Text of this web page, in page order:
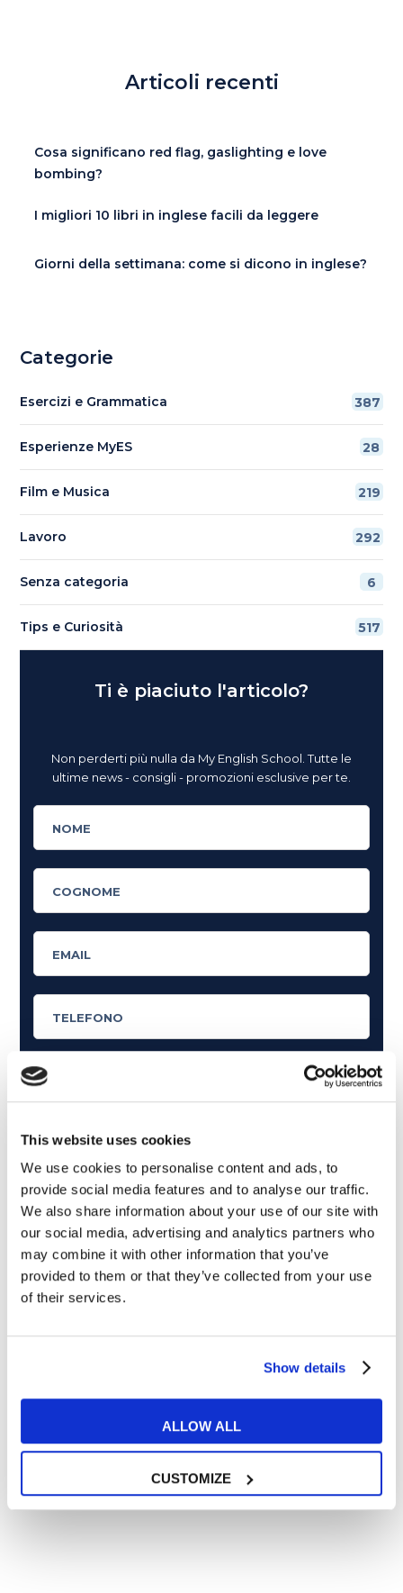
This website uses cookies
We use cookies to personalise content and ads, to
provide social media features and to analyse our traffic.
We also share information about your use of our site with
our social media, advertising and analytics partners who
may combine it with other information that you’ve
provided to them or that they’ve collected from your use
of their services.
Show details
ALLOW ALL
CUSTOMIZE
Articoli recenti
Cosa significano red flag, gaslighting e love
bombing?
I migliori 10 libri in inglese facili da leggere
Giorni della settimana: come si dicono in inglese?
Categorie
Esercizi e Grammatica 387
Esperienze MyES 28
Film e Musica 219
Lavoro 292
Senza categoria 6
Tips e Curiosità 517
Ti è piaciuto l'articolo?
Non perderti più nulla da My English School. Tutte le
ultime news - consigli - promozioni esclusive per te.
Articoli dedicati a inglese nel mondo del lavoro
Articoli con tips e new sulla lingua inglese
Articoli divertenti su film e musica
In quanto di età superiore ai 16 anni, dichiaro di acconsentire
al trattamento dei miei dati personali in conformità
all’informativa privacy
relative ai prodotti e servizi a marchio MyES
** le sedi contrassegnate con * offrono sempre solo corsi online
RICHIEDI INFORMAZIONI